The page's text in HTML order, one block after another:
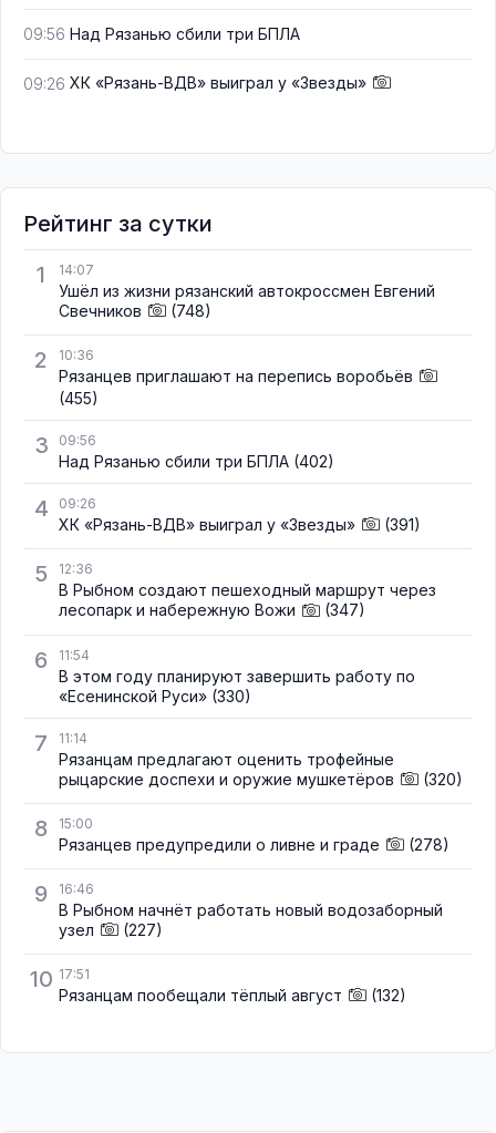
09:56 Над Рязанью сбили три БПЛА
09:26 ХК «Рязань-ВДВ» выиграл у «Звезды»
Рейтинг за сутки
1
14:07
Ушёл из жизни рязанский автокроссмен Евгений
Свечников
(748)
2 10:36
Рязанцев приглашают на перепись воробьёв
(455)
3 09:56
Над Рязанью сбили три БПЛА (402)
4 09:26
ХК «Рязань-ВДВ» выиграл у «Звезды» (391)
5 12:36
В Рыбном создают пешеходный маршрут через
лесопарк и набережную Вожи
(347)
6 11:54
В этом году планируют завершить работу по
«Есенинской Руси» (330)
7 11:14
Рязанцам предлагают оценить трофейные
рыцарские доспехи и оружие мушкетёров
(320)
8 15:00
Рязанцев предупредили о ливне и граде (278)
9 16:46
В Рыбном начнёт работать новый водозаборный
узел
(227)
10 17:51
Рязанцам пообещали тёплый август (132)